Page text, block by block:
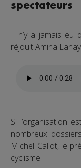
spectateurs
Il n’y a jamais eu
réjouit Amina
Si l’organisation
nombreux
Michel Callot, le
cyclisme.